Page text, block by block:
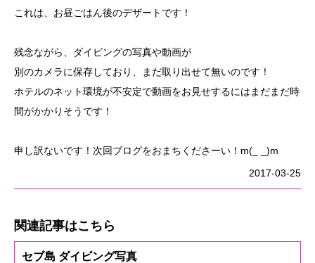
これは、お昼ごはん後のデザートです！
残念ながら、ダイビングの写真や動画が
別のカメラに保存しており、まだ取り出せて無いのです！
ホテルのネット環境が不安定で動画をお見せするにはまだまだ時
間がかかりそうです！
申し訳ないです！次回ブログをおまちくださーい！m(_ _)m
2017-03-25
関連記事はこちら
セブ島 ダイビング写真